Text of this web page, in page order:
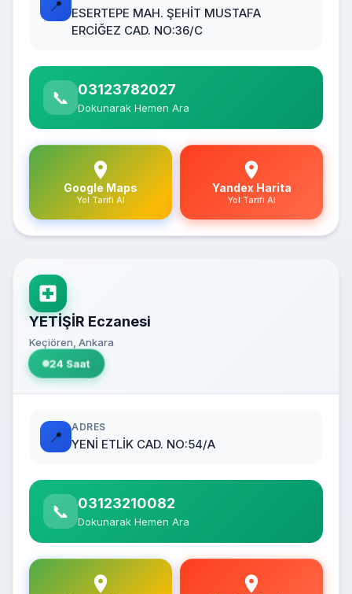
📍
ESERTEPE MAH. ŞEHİT MUSTAFA
ERCİĞEZ CAD. NO:36/C
📞 03123782027
Dokunarak Hemen Ara
Google Maps
Yol Tarifi Al
Yandex Harita
Yol Tarifi Al
YETİŞİR Eczanesi
Keçiören, Ankara
24 Saat
📍
ADRES
YENİ ETLİK CAD. NO:54/A
📞 03123210082
Dokunarak Hemen Ara